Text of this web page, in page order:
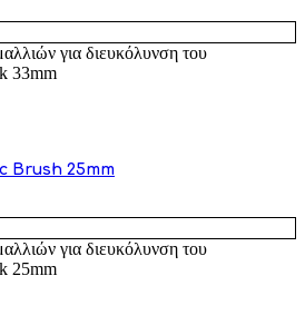
για διευκόλυνση του
33mm
Brush 25mm
για διευκόλυνση του
25mm